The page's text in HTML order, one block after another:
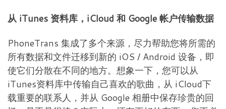
从 iTunes 资料库，iCloud 和 Google 帐户传输数据
PhoneTrans 集成了多个来源，尽力帮助您将所需的
所有数据和文件迁移到新的 iOS / Android 设备，即
使它们分散在不同的地方。想象一下，您可以从
iTunes资料库中传输自己喜欢的歌曲，从 iCloud下
载重要的联系人，并从 Google 相册中保存珍贵的回